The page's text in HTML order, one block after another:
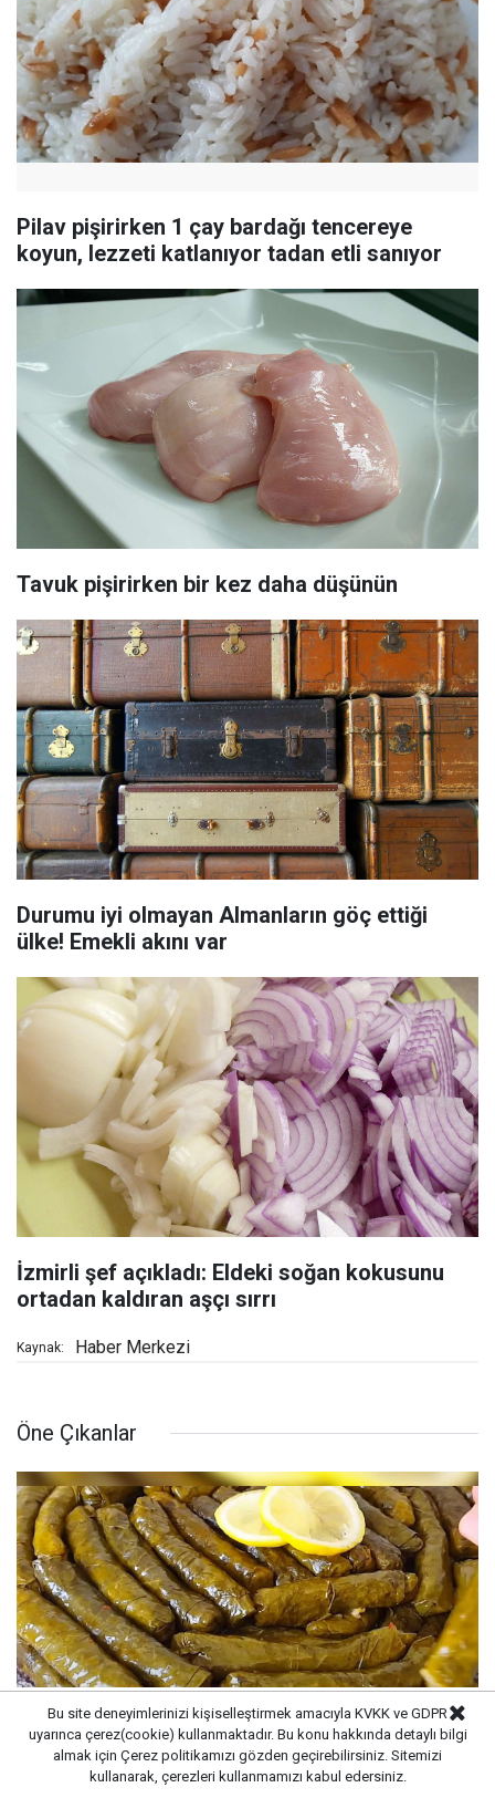
Pilav pişirirken 1 çay bardağı tencereye
koyun, lezzeti katlanıyor tadan etli sanıyor
Tavuk pişirirken bir kez daha düşünün
Durumu iyi olmayan Almanların göç ettiği
ülke! Emekli akını var
İzmirli şef açıkladı: Eldeki soğan kokusunu
ortadan kaldıran aşçı sırrı
Kaynak: Haber Merkezi
Öne Çıkanlar
Tencereden çıkan sarmaların dağılmasını
Bu site deneyimlerinizi kişiselleştirmek amacıyla KVKK ve GDPR
uyarınca çerez(cookie) kullanmaktadır. Bu konu hakkında detaylı bilgi
almak için Çerez politikamızı gözden geçirebilirsiniz. Sitemizi
kullanarak, çerezleri kullanmamızı kabul edersiniz.